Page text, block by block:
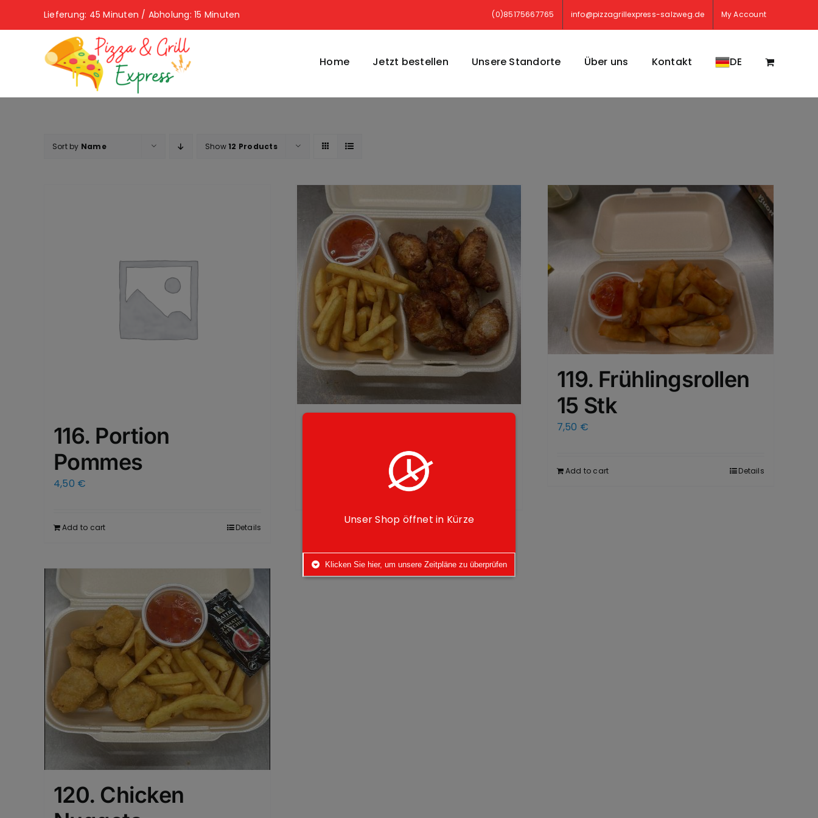
Lieferung: 45 Minuten / Abholung: 15 Minuten (0)85175667765 info@pizzagrillexpress-salzweg.de My Account
Home Jetzt bestellen Unsere Standorte Über uns Kontakt DE
Sort by Name Show 12 Products
116. Portion
Pommes
4,50 €
Add to cart Details
119. Frühlingsrollen
15 Stk
7,50 €
Add to cart Details
120. Chicken
Unser Shop öffnet in Kürze
Klicken Sie hier, um unsere Zeitpläne zu überprüfen